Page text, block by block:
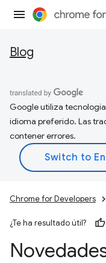
Blog
Google utiliza
idioma preferido. Las
contener errores.
Chrome for Developers
¿Te ha resultado útil?